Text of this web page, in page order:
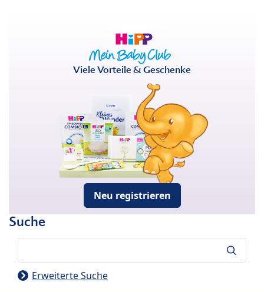
Viele Vorteile & Geschenke
Neu registrieren
Suche
Erweiterte Suche